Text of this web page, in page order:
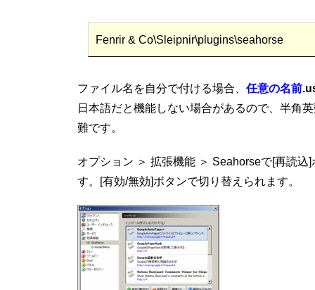
Fenrir & Co\Sleipnir\plugins\seahorse
ファイル名を自分で付ける場合、 任意の名前
日本語だと機能しない場合があるので、半角
難です。
オプション ＞ 拡張機能 ＞ Seahorseで[再読込
す。[有効/無効]ボタンで切り替えられます。